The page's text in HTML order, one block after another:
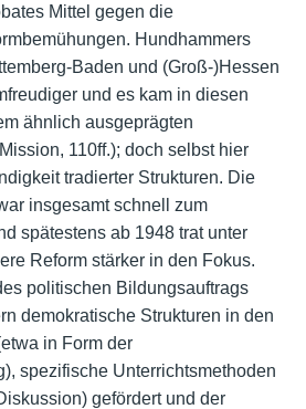
Mittel gegen die
Hundhammers
Baden und (Groß-)Hessen
und es kam in diesen
ähnlich ausgeprägten
110ff.); doch selbst hier
tradierter Strukturen. Die
insgesamt schnell zum
spätestens ab 1948 trat unter
Reform stärker in den Fokus.
politischen Bildungsauftrags
demokratische Strukturen in den
in Form der
spezifische Unterrichtsmethoden
gefördert und der